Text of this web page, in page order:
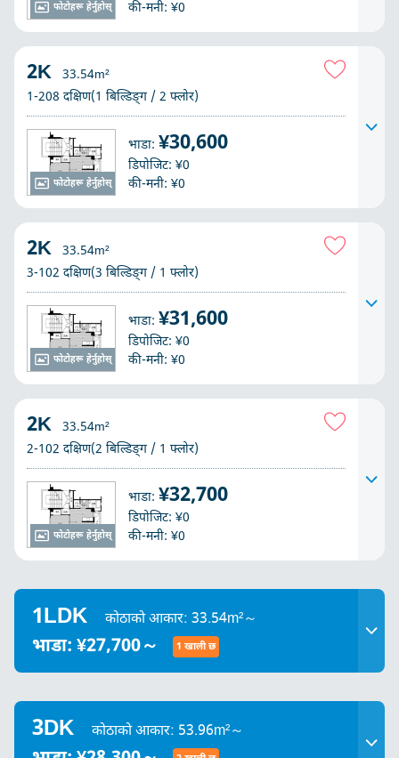
फोटोहरू हेर्नुहोस्
की-मनी: ¥0
फोटोहरू हेर्नुहोस्
2K
33.54m²
1-208 दक्षिण(1 बिल्डिङ्ग / 2 फ्लोर)
भाडा: ¥30,600
डिपोजिट: ¥0
की-मनी: ¥0
फोटोहरू हेर्नुहोस्
2K
33.54m²
3-102 दक्षिण(3 बिल्डिङ्ग / 1 फ्लोर)
भाडा: ¥31,600
डिपोजिट: ¥0
की-मनी: ¥0
फोटोहरू हेर्नुहोस्
2K
33.54m²
2-102 दक्षिण(2 बिल्डिङ्ग / 1 फ्लोर)
भाडा: ¥32,700
डिपोजिट: ¥0
की-मनी: ¥0
1LDK कोठाको आकार: 33.54m²～
भाडा: ¥27,700～ 1 खाली छ
3DK कोठाको आकार: 53.96m²～